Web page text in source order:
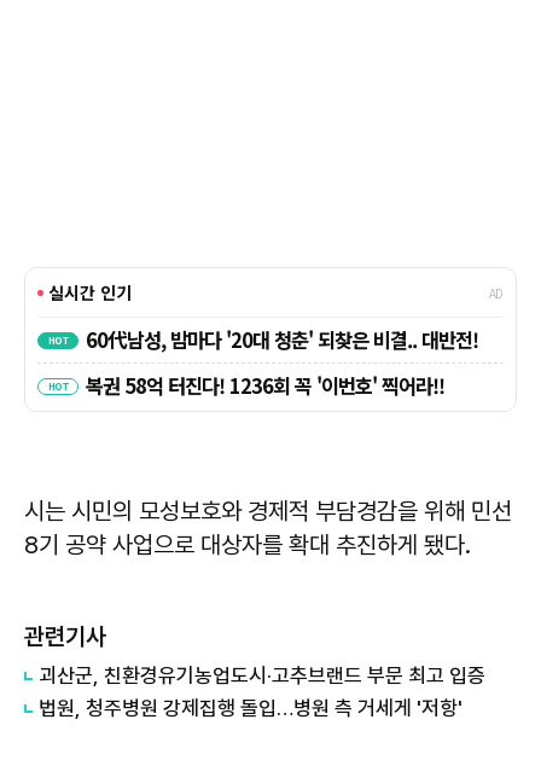
시는 시민의 모성보호와 경제적 부담경감을 위해 민선
8기 공약 사업으로 대상자를 확대 추진하게 됐다.
관련기사
괴산군, 친환경유기농업도시·고추브랜드 부문 최고 입증
법원, 청주병원 강제집행 돌입…병원 측 거세게 '저항'